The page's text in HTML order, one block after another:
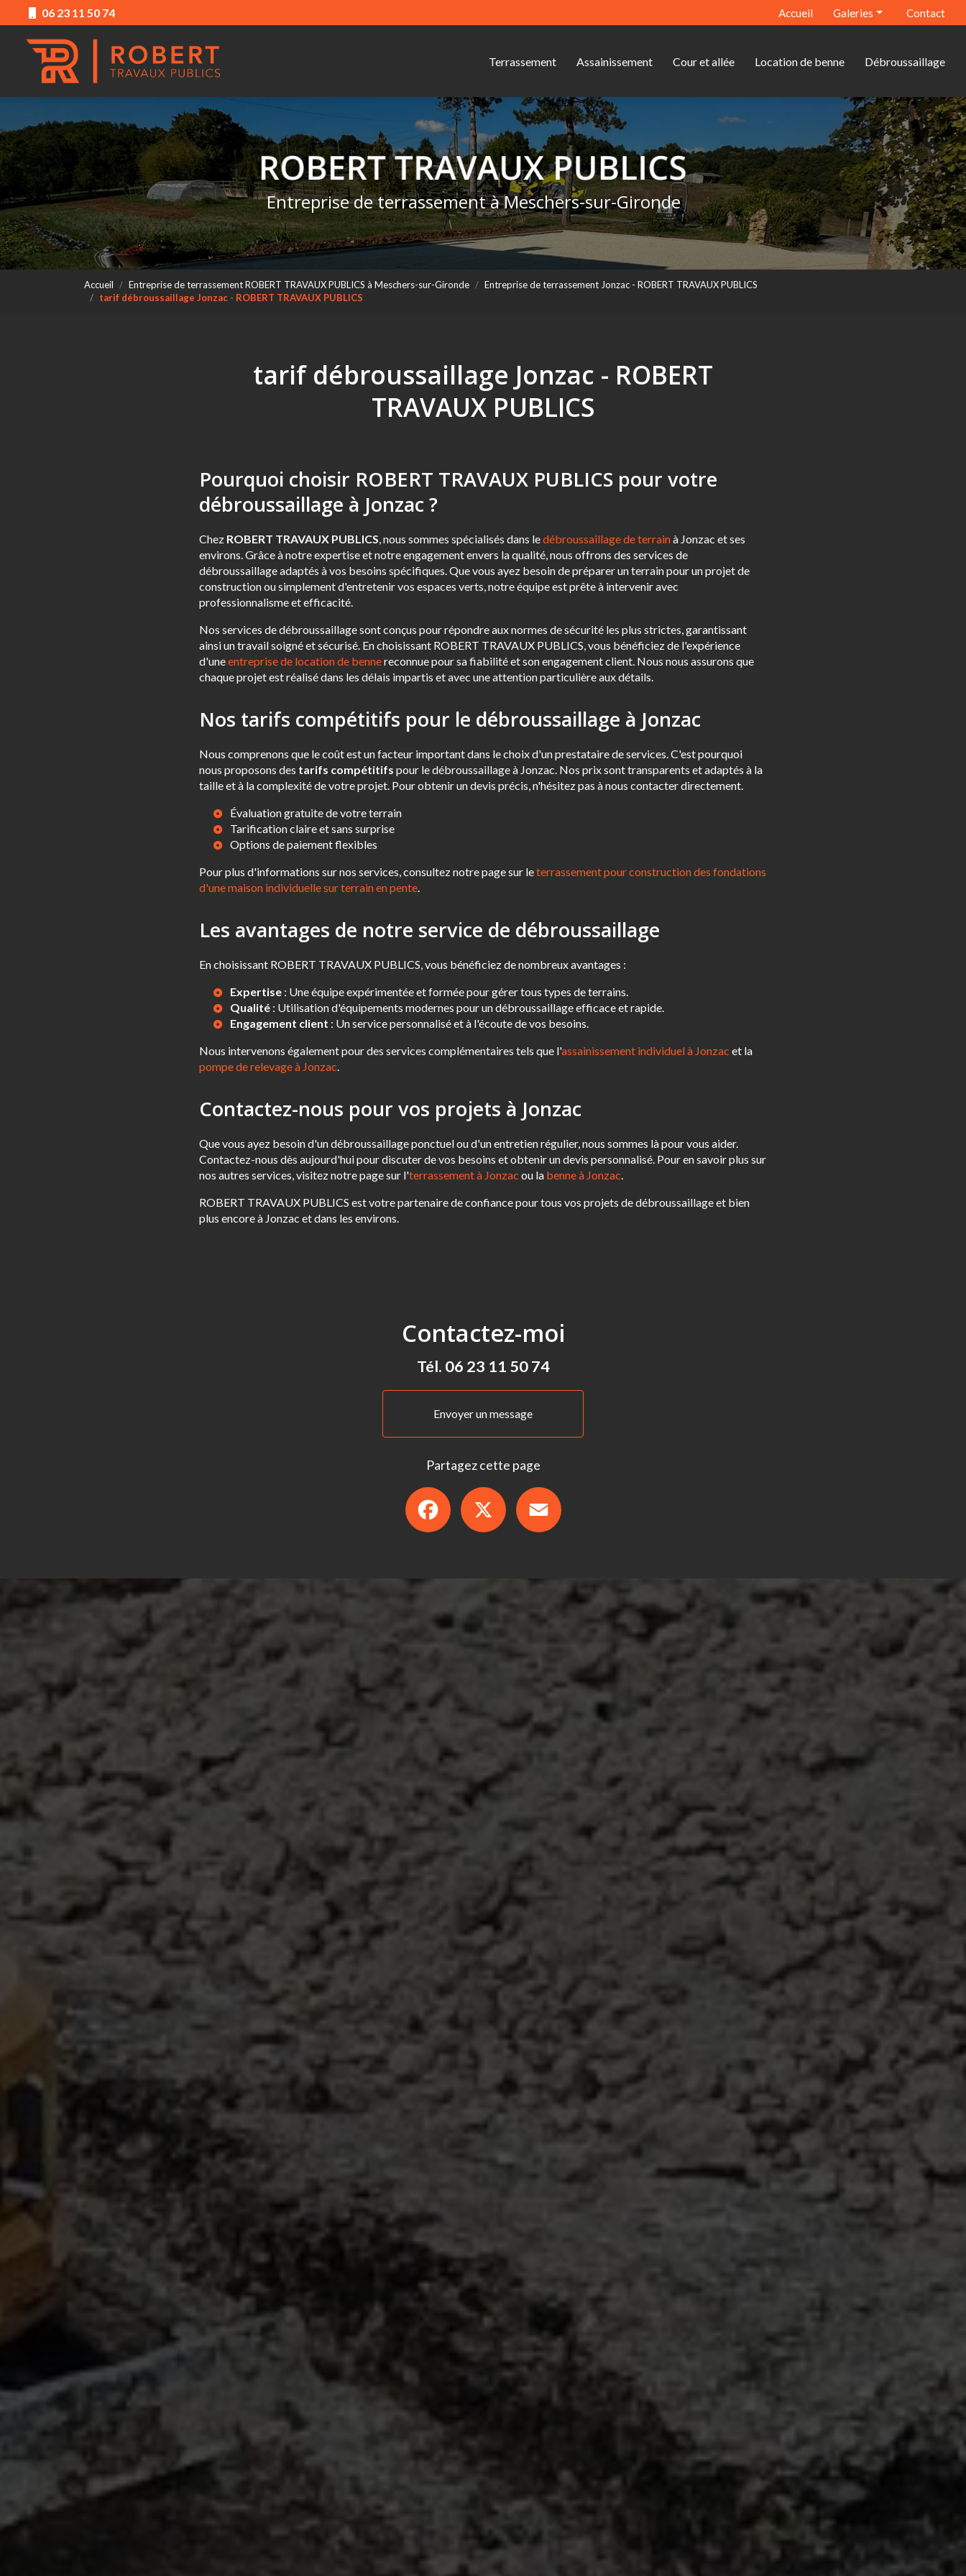
au
contenu
principal
06 23 11 50 74 Accueil
Galeries
Assainissement
Location de benne
Débroussaillage
Contact
Terrassement Assainissement Cour et allée Location de benne Débroussaillage
Entreprise de terrassement à Meschers-sur-Gironde
Accueil Entreprise de terrassement ROBERT TRAVAUX PUBLICS à Meschers-sur-Gironde
Entreprise de terrassement Jonzac - ROBERT TRAVAUX PUBLICS
tarif débroussaillage Jonzac - ROBERT TRAVAUX PUBLICS
tarif débroussaillage Jonzac - ROBERT
TRAVAUX PUBLICS
Pourquoi choisir ROBERT TRAVAUX PUBLICS pour votre
débroussaillage à Jonzac ?
Chez ROBERT TRAVAUX PUBLICS, nous sommes spécialisés dans ledébroussaillage de terrainà Jonzac et ses
environs. Grâce à notre expertise et notre engagement envers la qualité, nous offrons des services de
débroussaillage adaptés à vos besoins spécifiques. Que vous ayez besoin de préparer un terrain pour un projet de
construction ou simplement d'entretenir vos espaces verts, notre équipe est prête à intervenir avec
professionnalisme et efficacité.
Nos services de débroussaillage sont conçus pour répondre aux normes de sécurité les plus strictes, garantissant
ainsi un travail soigné et sécurisé. En choisissant ROBERT TRAVAUX PUBLICS, vous bénéficiez de l'expérience
d'uneentreprise de location de bennereconnue pour sa fiabilité et son engagement client. Nous nous assurons que
chaque projet est réalisé dans les délais impartis et avec une attention particulière aux détails.
Nos tarifs compétitifs pour le débroussaillage à Jonzac
Nous comprenons que le coût est un facteur important dans le choix d'un prestataire de services. C'est pourquoi
nous proposons des tarifs compétitifs pour le débroussaillage à Jonzac. Nos prix sont transparents et adaptés à la
taille et à la complexité de votre projet. Pour obtenir un devis précis, n'hésitez pas à nous contacter directement.
Évaluation gratuite de votre terrain
Tarification claire et sans surprise
Options de paiement flexibles
Pour plus d'informations sur nos services, consultez notre page sur leterrassement pour construction des fondations
d'une maison individuelle sur terrain en pente.
Les avantages de notre service de débroussaillage
En choisissant ROBERT TRAVAUX PUBLICS, vous bénéficiez de nombreux avantages :
Expertise : Une équipe expérimentée et formée pour gérer tous types de terrains.
Qualité : Utilisation d'équipements modernes pour un débroussaillage efficace et rapide.
Engagement client : Un service personnalisé et à l'écoute de vos besoins.
Nous intervenons également pour des services complémentaires tels que l'assainissement individuel à Jonzac et la
pompe de relevage à Jonzac.
Contactez-nous pour vos projets à Jonzac
Que vous ayez besoin d'un débroussaillage ponctuel ou d'un entretien régulier, nous sommes là pour vous aider.
Contactez-nous dès aujourd'hui pour discuter de vos besoins et obtenir un devis personnalisé. Pour en savoir plus sur
nos autres services, visitez notre page sur l'terrassement à Jonzac ou la benne à Jonzac.
ROBERT TRAVAUX PUBLICS est votre partenaire de confiance pour tous vos projets de débroussaillage et bien
plus encore à Jonzac et dans les environs.
Contactez-moi
Tél. 06 23 11 50 74
Envoyer un message
Partagez cette page
Facebook